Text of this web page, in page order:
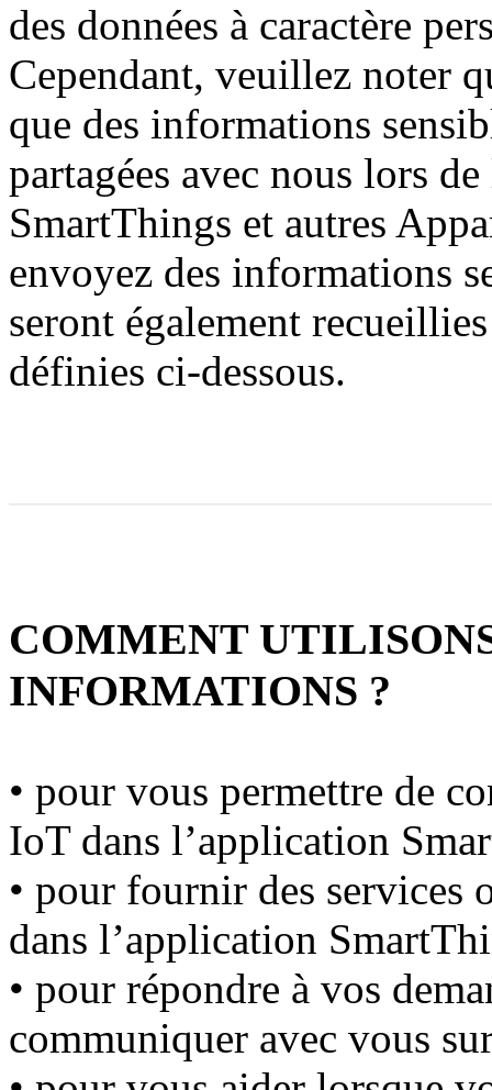
des données à caractère
Cependant, veuillez noter
que des informations
partagées avec nous lors
SmartThings et autres
envoyez des informations
seront également
définies ci-dessous.
COMMENT
INFORMATIONS ?
• pour vous permettre de
IoT dans l’application
• pour fournir des services
dans l’application
• pour répondre à vos
communiquer avec vous